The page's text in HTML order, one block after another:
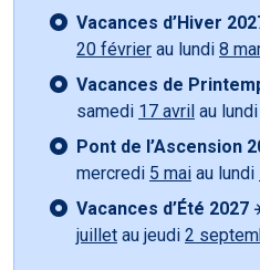
Vacances d’Hiver
20 février au lundi 8
Vacances de
samedi 17 avril au lundi
Pont de l’Ascension
mercredi 5 mai au lundi
Vacances d’Été 2027
juillet au jeudi 2